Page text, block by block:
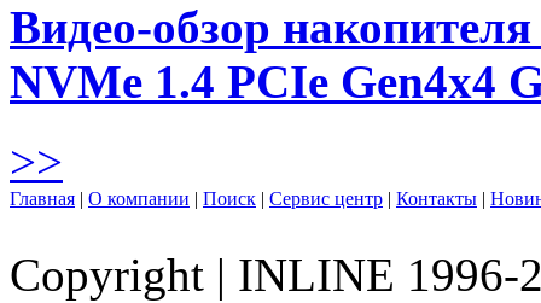
Видео-обзор
NVMe 1.4 PCIe Gen4х4
>>
Главная | О компании | Поиск | Сервис центр | Контакты |
Copyright | INLINE 1996-